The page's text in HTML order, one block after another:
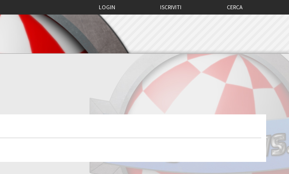
CERCA
ISCRIVITI
LOGIN